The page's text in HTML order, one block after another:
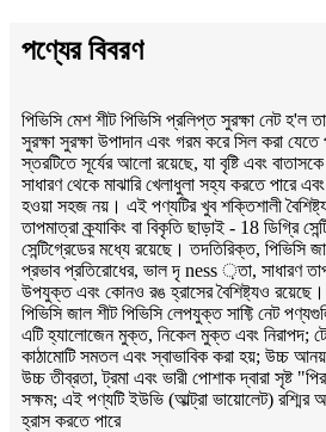
পণ্যের বিবরণ
পিভিসি মেশ শীট পিভিসি প্রলিপ্ত সুরক্ষা নেট হ'ল
সুরক্ষা সুরক্ষা উপাদান এবং গরম করে সিল করা যেতে
স্তরটিতে সূর্যের আলো রয়েছে, যা বৃষ্টি এবং
সাধারণ থেকে মাঝারি খেলাধুলা সহ্য করতে পারে
হওয়া সহজ নয়। এই পণ্যটির খুব শক্তিশালী
তাপমাত্রা ক্র্যাকিং বা বিকৃতি ছাড়াই - 18 ডিগ্রি
সেন্টিগ্রেডের মধ্যে রয়েছে। তদতিরিক্ত, পিভিসি
প্রভাব প্রতিরোধের, ভাল দৃ ness ়তা, সাধারণ
উপযুক্ত এবং কোনও রঙ হ্রাসের বৈশিষ্ট্যও রয়েছে।
পিভিসি জাল শীট পিভিসি লেপযুক্ত সাফ্টি নেট
এটি হ্যালোজেন মুক্ত, নিকেল মুক্ত এবং নিরাপদ;
কাঠামোটি সমতল এবং স্বাভাবিক করা হয়; উচ্চ
উচ্চ তীব্রতা, ট্রমা এবং ভারী পোশাক দ্বারা সৃষ্ট
সক্ষম; এই পণ্যটি ইউভি (আল্ট্রা ভায়োলেট) রশ্মির
হ্রাস করতে পারে